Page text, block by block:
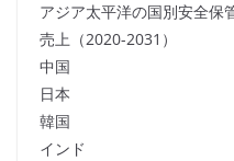
アジア太平洋の国別安全保
売上（2020-2031）
中国
日本
韓国
インド